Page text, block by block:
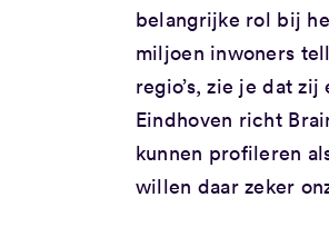
belangrijke rol bij
miljoen inwoners
regio’s, zie je dat
Eindhoven richt
kunnen profileren
willen daar zeker